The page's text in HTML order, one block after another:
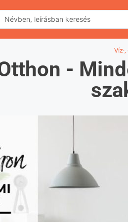
Víz-
-